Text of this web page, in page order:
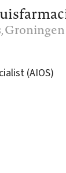
, Groningen
(AIOS)